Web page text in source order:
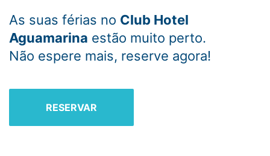
As suas férias no Club Hotel
Aguamarina estão muito perto.
Não espere mais, reserve agora!
RESERVAR